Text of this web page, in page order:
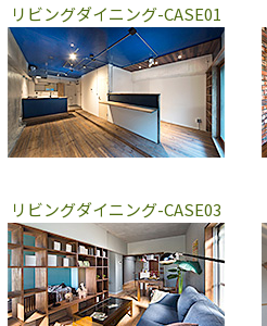
リビングダイニング-CASE01
リビングダイニング-CASE03